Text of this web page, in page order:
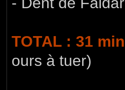
TOTAL : 31
ours à tuer)